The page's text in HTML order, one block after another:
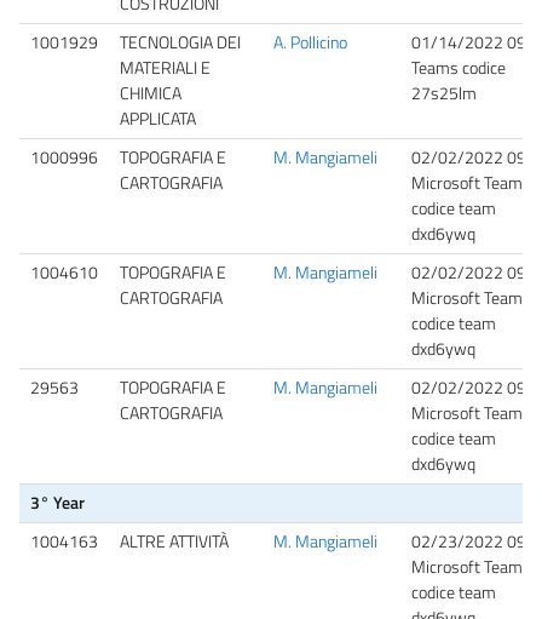
1001929
TECNOLOGIA DEI
MATERIALI E
CHIMICA
APPLICATA
A. Pollicino
01/14/2022
Teams codice
27s25lm
1000996
TOPOGRAFIA E
CARTOGRAFIA
M. Mangiameli
02/02/2022
Microsoft Teams,
codice team
dxd6ywq
1004610
TOPOGRAFIA E
CARTOGRAFIA
M. Mangiameli
02/02/2022
Microsoft Teams,
codice team
dxd6ywq
29563
TOPOGRAFIA E
CARTOGRAFIA
M. Mangiameli
02/02/2022
Microsoft Teams,
codice team
dxd6ywq
3° Year
1004163
ALTRE ATTIVITÀ M. Mangiameli
02/23/2022
Microsoft Teams,
codice team